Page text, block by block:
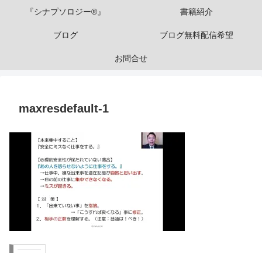
『シナプソロジー®』 書籍紹介
ブログ ブログ無料配信希望
お問合せ
maxresdefault-1